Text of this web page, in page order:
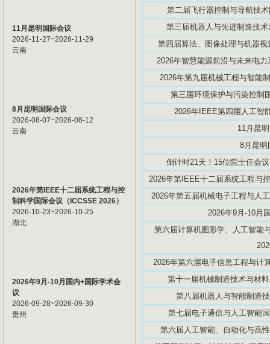
11月昆明国际会议
2026-11-27~2026-11-29
云南
8月昆明国际会议
2026-08-07~2026-08-12
云南
2026年第IEEE十二届系统工程与控
制科学国际会议（ICCSSE 2026）
2026-10-23~2026-10-25
湖北
2026年9月-10月国内+国际学术会
议
2026-09-28~2026-09-30
贵州
第二届飞行器控制与导航技
第三届机器人与先进制造技
第四届算法、图像处理与机器
2026年智慧能源前沿与未来电
2026年第九届机械工程与智能
第三届环境保护与污染控制
2026年IEEE第四届人工智
11月昆
8月昆明
倒计时21天！15位院士任会
2026年第IEEE十二届系统工程与
2026年第五届机械电子工程与人
2026年9月-10月
第六届计算机图形学、人工智能
2026年第六届电子信息工程与计
第十一届机械制造技术与材
第八届机器人与智能制造
第七届电子通信与人工智能
第六届人工智能、自动化与高